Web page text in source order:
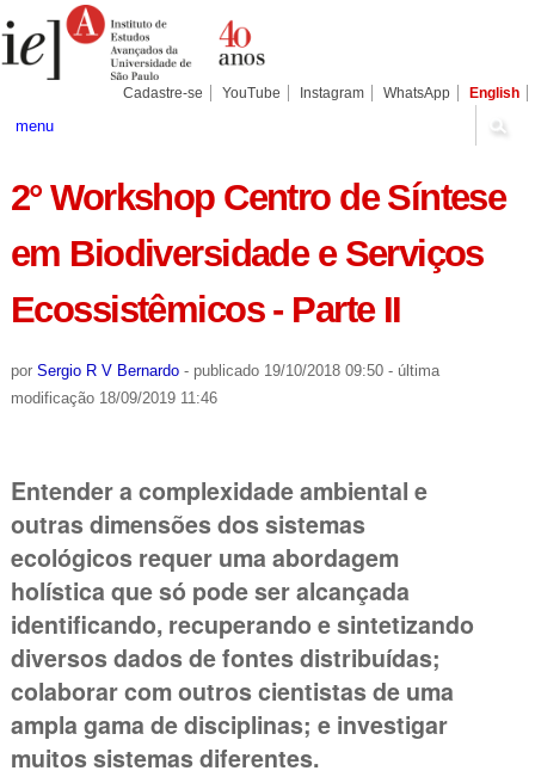
para
conteúdo.
Pessoais
Cadastre-se YouTube Instagram WhatsApp English
menu
2° Workshop Centro de Síntese
em Biodiversidade e Serviços
Ecossistêmicos - Parte II
por Sergio R V Bernardo - publicado19/10/2018 09:50 - última
modificação18/09/2019 11:46
Entender a complexidade ambiental e
outras dimensões dos sistemas
ecológicos requer uma abordagem
holística que só pode ser alcançada
identificando, recuperando e sintetizando
diversos dados de fontes distribuídas;
colaborar com outros cientistas de uma
ampla gama de disciplinas; e investigar
muitos sistemas diferentes.